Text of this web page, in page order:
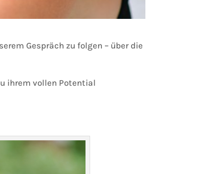
Gespräch zu folgen – über die
ihrem vollen Potential